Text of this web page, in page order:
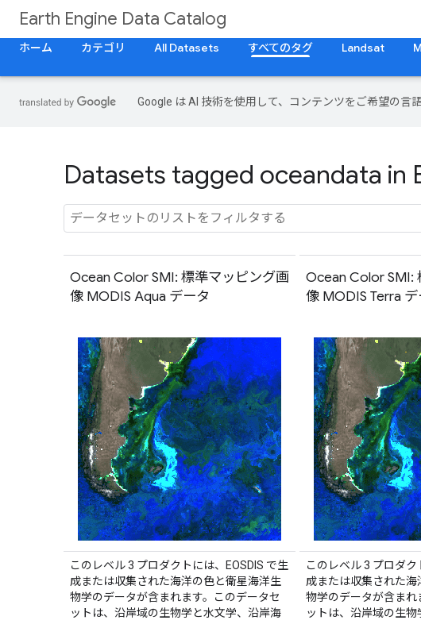
Earth Engine Data Catalog
ホーム
カテゴリ All Datasets すべてのタグ Landsat
Google は AI 技術を使用して、コンテンツをご希望の言
Datasets tagged oceandata in
Ocean Color SMI: 標準マッピング画
像 MODIS Aqua データ
このレベル 3 プロダクトには、EOSDIS で生
成または収集された海洋の色と衛星海洋生
物学のデータが含まれます。このデータセ
ットは、沿岸域の生物学と水文学、沿岸海
Ocean Color SMI:
像 MODIS Terra デ
このレベル 3 プロダク
成または収集された
物学のデータが含まれ
ットは、沿岸域の生